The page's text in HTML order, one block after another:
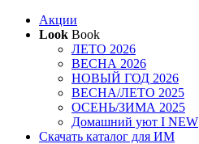
Акции
Look Book
ЛЕТО 2026
ВЕСНА 2026
НОВЫЙ ГОД 2026
ВЕСНА/ЛЕТО 2025
ОСЕНЬ/ЗИМА 2025
Домашний уют I NEW
Скачать каталог для ИМ